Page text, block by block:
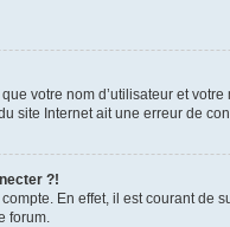
votre nom d’utilisateur et
site Internet ait une erreur de
?!
En effet, il est courant
forum.